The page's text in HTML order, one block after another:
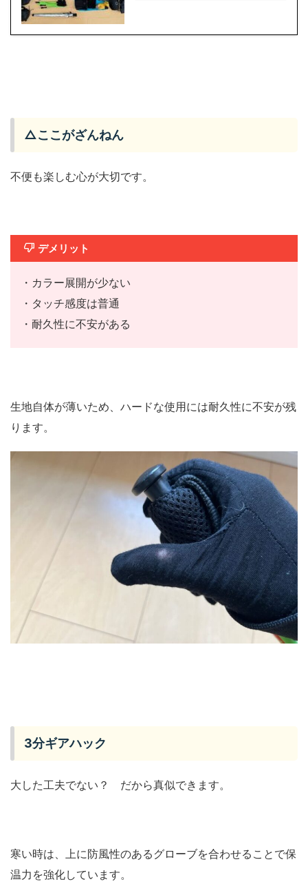
△ここがざんねん
不便も楽しむ心が大切です。
デメリット
・カラー展開が少ない
・タッチ感度は普通
・耐久性に不安がある
生地自体が薄いため、ハードな使用には耐久性に不安が残
ります。
3分ギアハック
大した工夫でない？ だから真似できます。
寒い時は、上に防風性のあるグローブを合わせることで保
温力を強化しています。